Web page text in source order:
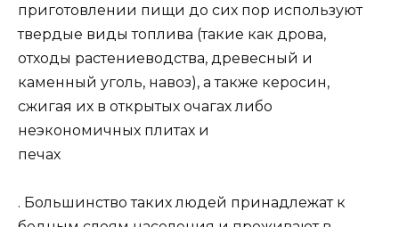
приготовлении пищи до сих пор используют
твердые виды топлива (такие как дрова,
отходы растениеводства, древесный и
каменный уголь, навоз), а также керосин,
сжигая их в открытых очагах либо
неэкономичных плитах и
печах
. Большинство таких людей принадлежат к